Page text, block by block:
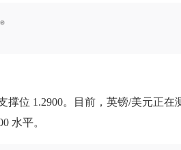
位 1.2900。目前，英镑/美元正
水平。